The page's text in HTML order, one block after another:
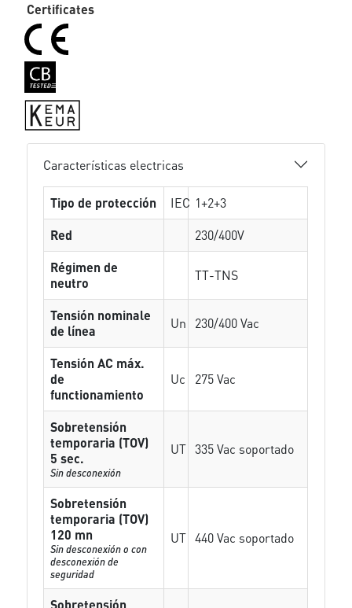
Certificates
Características electricas
Tipo de protección IEC 1+2+3
Red
230/400V
Régimen de
neutro
TT-TNS
Tensión nominale
de línea
Un 230/400 Vac
Tensión AC máx.
de
functionamiento
Uc 275 Vac
Sobretensión
temporaria (TOV)
5 sec.
Sin desconexión
UT 335 Vac soportado
Sobretensión
temporaria (TOV)
120 mn
Sin desconexión o con
desconexión de
seguridad
UT 440 Vac soportado
Sobretensión